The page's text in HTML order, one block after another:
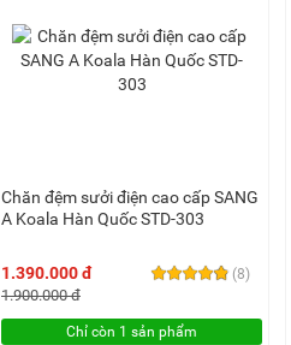
Chăn đệm sưởi điện cao cấp SANG
A Koala Hàn Quốc STD-303
(8)
1.390.000 đ
1.900.000 đ
Chỉ còn 1 sản phẩm